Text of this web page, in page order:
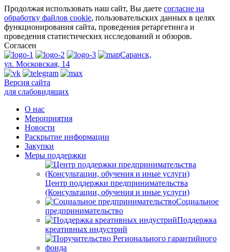
Продолжая использовать наш сайт, Вы даете согласие на
обработку файлов cookie, пользовательских данных в целях
функционирования сайта, проведения ретаргетинга и
проведения статистических исследований и обзоров.
Согласен
Саранск,
ул. Московская, 14
Версия сайта
для слабовидящих
О нас
Мероприятия
Новости
Раскрытие информации
Закупки
Меры поддержки
Центр поддержки предпринимательства
(Консультации, обучения и иные услуги)
Социальное
предпринимательство
Поддержка
креативных индустрий